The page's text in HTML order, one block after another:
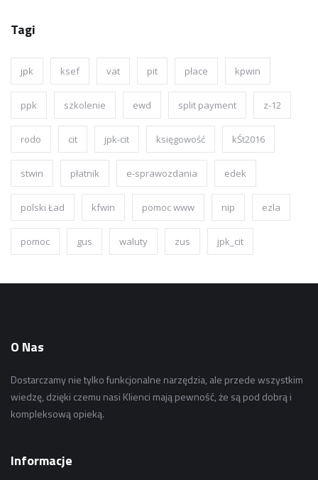
Tagi
jpk ksef vat pit płace kpwin
ppk szkolenie ewd split payment z-12
rodo cit jpk-cit księgowość kŚt2016
stwin płatnik e-sprawozdania edek
polski Ład kfwin pomoc www nip ezla
pomoc gus waluty zus jpk_cit
O Nas
Dostarczamy nie tylko funkcjonalne narzędzia, ale przede wszystkim
wiedzę, dzięki czemu nasi Klienci mają pewność, że są pod dobrą i
kompleksową opieką.
Informacje